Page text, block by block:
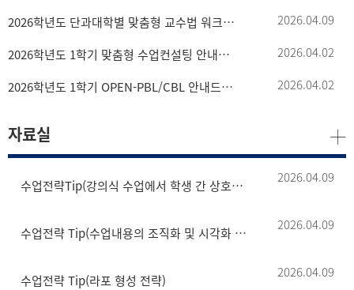
2026학년도 단과대학별 맞춤형 교수법 워크숍 프로그램 참여 안내 2026.04.09
2026학년도 1학기 맞춤형 수업컨설팅 안내드립니다. 2026.04.02
2026학년도 1학기 OPEN-PBL/CBL 안내드립니다. 2026.04.02
자료실
수업전략Tip(강의식 수업에서 학생 간 상호작용 촉진을 위한 짝 활동 전략) 2026.04.09
수업전략 Tip(수업내용의 조직화 및 시각화 전략) 2026.04.09
수업전략 Tip(라포 형성 전략) 2026.04.09